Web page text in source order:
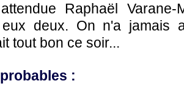
Raphaël
deux. On n'a jamais
tout bon ce soir...
: